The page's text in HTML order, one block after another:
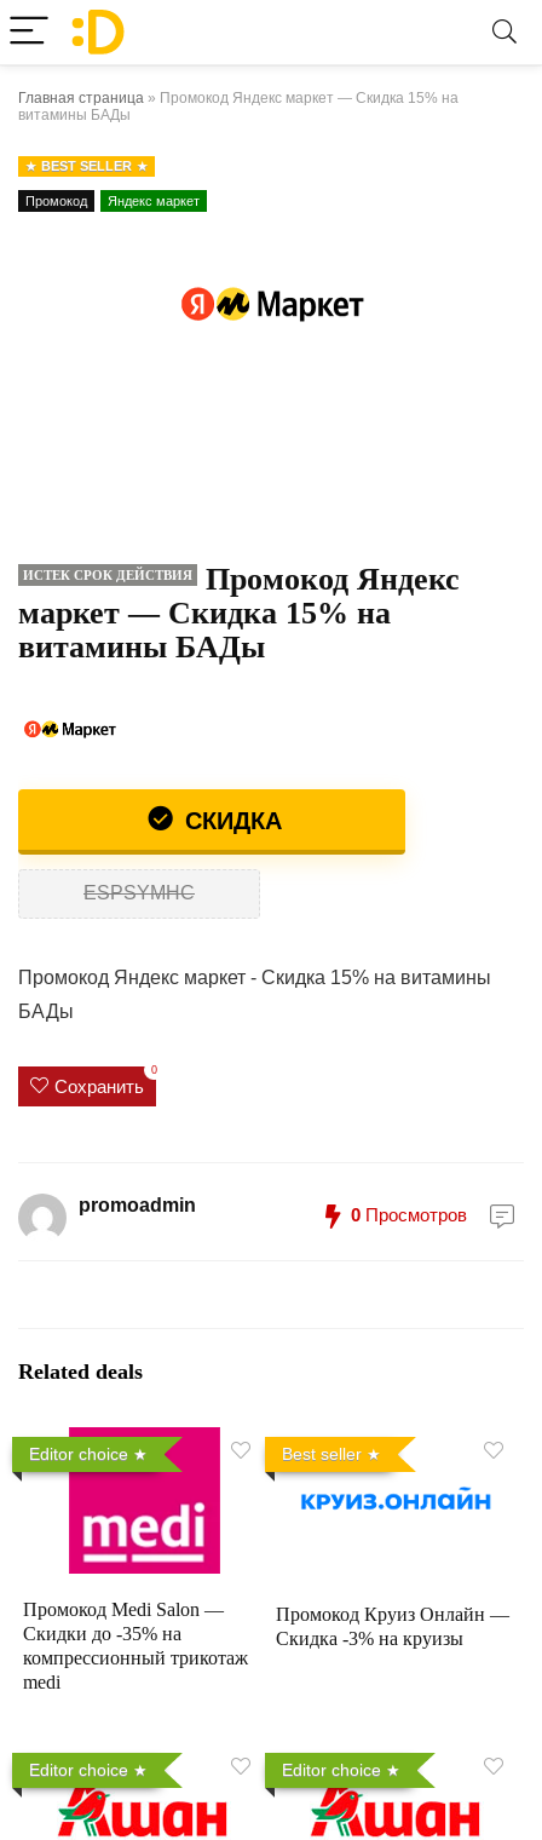
Главная страница » Промокод Яндекс маркет — Скидка 15% на
витамины БАДы
BEST SELLER
Промокод Яндекс маркет
ИСТЕК СРОК ДЕЙСТВИЯ
Промокод Яндекс
маркет — Скидка 15% на
витамины БАДы
СКИДКА
ESPSYMHC
Промокод Яндекс маркет - Скидка 15% на витамины
БАДы
Сохранить
0
promoadmin 0 Просмотров
Related deals
Editor choice
Промокод Medi Salon —
Скидки до -35% на
компрессионный трикотаж
medi
Best seller
Промокод Круиз Онлайн —
Скидка -3% на круизы
Editor choice Editor choice